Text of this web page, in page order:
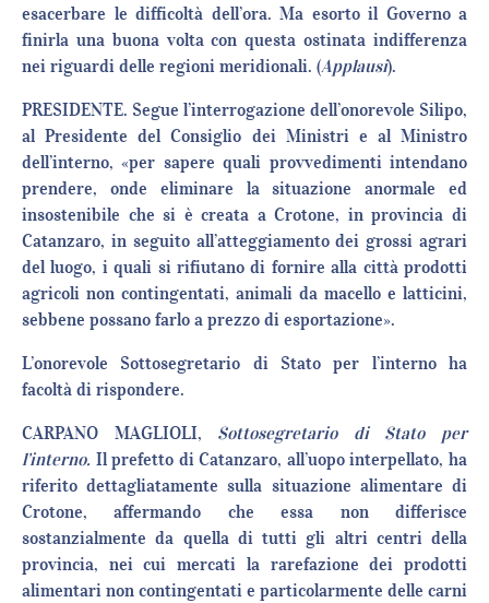
esacerbare le difficoltà dell’ora. Ma esorto il Governo a
finirla una buona volta con questa ostinata indifferenza
nei riguardi delle regioni meridionali. (Applausi).
PRESIDENTE. Segue l’interrogazione dell’onorevole Silipo,
al Presidente del Consiglio dei Ministri e al Ministro
dell’interno, «per sapere quali provvedimenti intendano
prendere, onde eliminare la situazione anormale ed
insostenibile che si è creata a Crotone, in provincia di
Catanzaro, in seguito all’atteggiamento dei grossi agrari
del luogo, i quali si rifiutano di fornire alla città prodotti
agricoli non contingentati, animali da macello e latticini,
sebbene possano farlo a prezzo di esportazione».
L’onorevole Sottosegretario di Stato per l’interno ha
facoltà di rispondere.
CARPANO MAGLIOLI, Sottosegretario di Stato per
l’interno. Il prefetto di Catanzaro, all’uopo interpellato, ha
riferito dettagliatamente sulla situazione alimentare di
Crotone, affermando che essa non differisce
sostanzialmente da quella di tutti gli altri centri della
provincia, nei cui mercati la rarefazione dei prodotti
alimentari non contingentati e particolarmente delle carni